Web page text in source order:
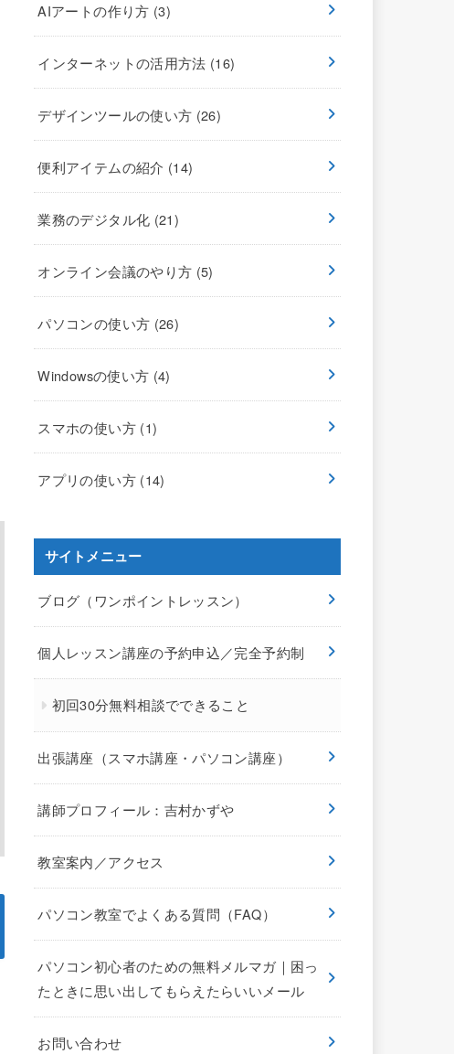
AIアートの作り方 (3)
インターネットの活用方法 (16)
デザインツールの使い方 (26)
便利アイテムの紹介 (14)
業務のデジタル化 (21)
オンライン会議のやり方 (5)
パソコンの使い方 (26)
Windowsの使い方 (4)
スマホの使い方 (1)
アプリの使い方 (14)
サイトメニュー
ブログ（ワンポイントレッスン）
個人レッスン講座の予約申込／完全予約制
初回30分無料相談でできること
出張講座（スマホ講座・パソコン講座）
講師プロフィール：吉村かずや
教室案内／アクセス
パソコン教室でよくある質問（FAQ）
パソコン初心者のための無料メルマガ｜困っ
たときに思い出してもらえたらいいメール
お問い合わせ